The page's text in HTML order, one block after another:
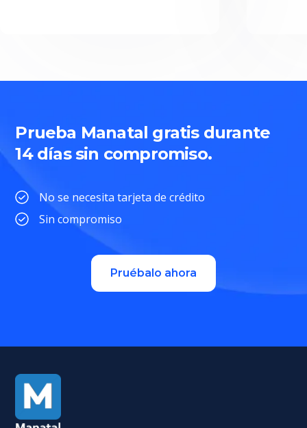
Prueba Manatal gratis durante
14 días sin compromiso.
No se necesita tarjeta de crédito
Sin compromiso
Pruébalo ahora